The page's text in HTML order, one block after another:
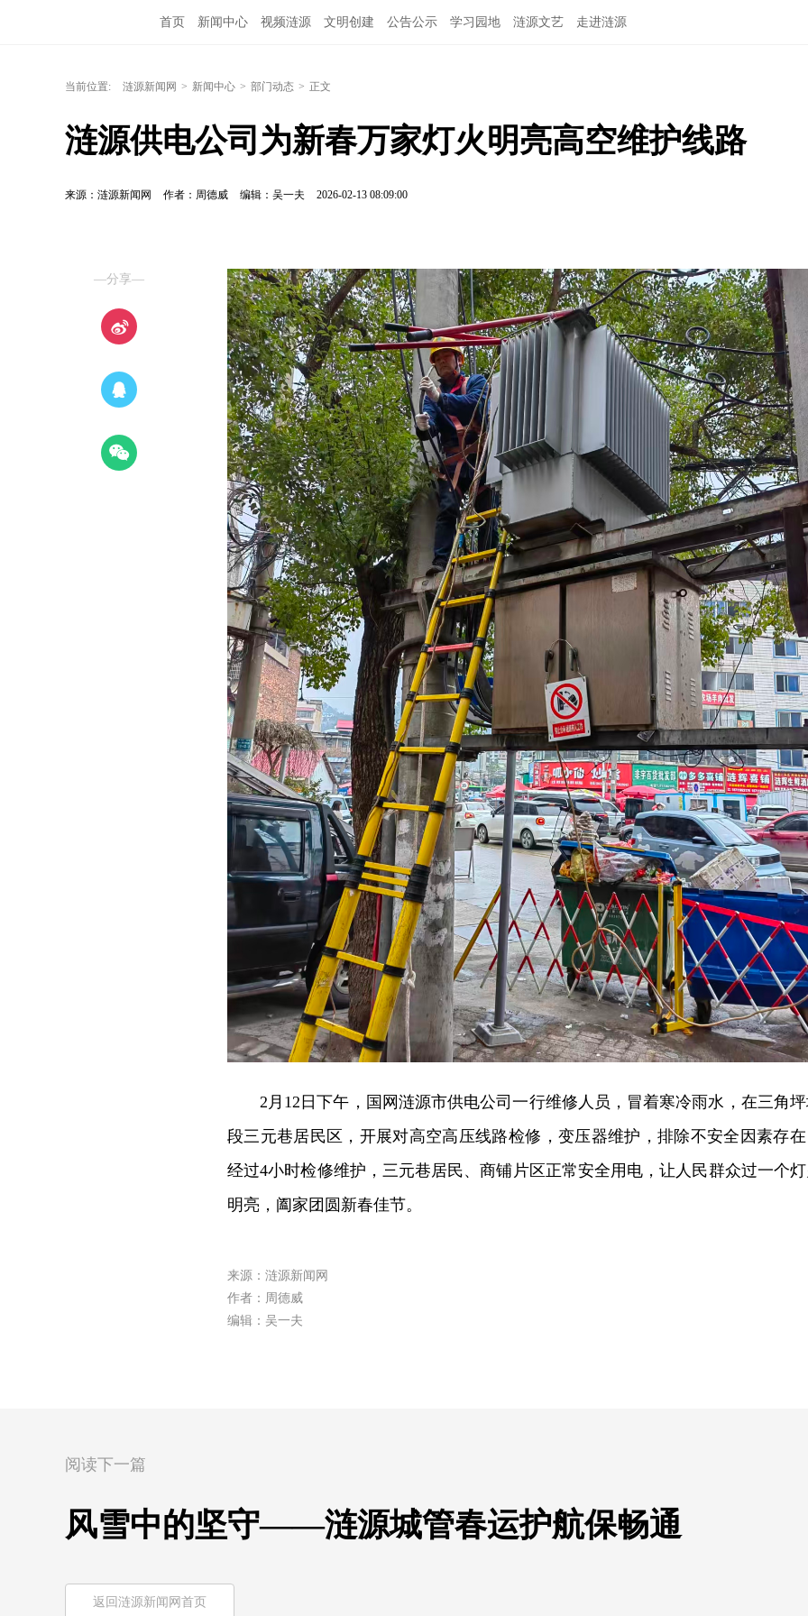
首页 新闻中心 视频涟源 文明创建 公告公示 学习园地 涟源文艺 走进涟源
当前位置: 涟源新闻网 > 新闻中心 > 部门动态 > 正文
涟源供电公司为新春万家灯火明亮高空维护线路
来源：涟源新闻网 作者：周德威 编辑：吴一夫 2026-02-13 08:09:00
—分享—
2月12日下午，国网涟源市供电公司一行维修人员，冒着寒冷雨水，在三角
段三元巷居民区，开展对高空高压线路检修，变压器维护，排除不安全因素存
经过4小时检修维护，三元巷居民、商铺片区正常安全用电，让人民群众过一个
明亮，阖家团圆新春佳节。
来源：涟源新闻网
作者：周德威
编辑：吴一夫
阅读下一篇
风雪中的坚守——涟源城管春运护航保畅通
返回涟源新闻网首页